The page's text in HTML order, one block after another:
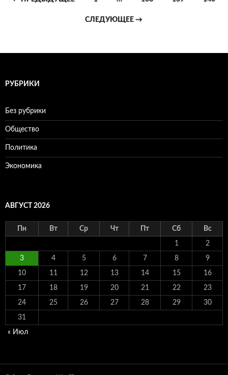
записям
СЛЕДУЮЩЕЕ →
РУБРИКИ
Без рубрики
Общество
Политика
Экономика
АВГУСТ 2026
Пн Вт Ср Чт Пт Сб Вс
1 2
3 4 5 6 7 8 9
10 11 12 13 14 15 16
17 18 19 20 21 22 23
24 25 26 27 28 29 30
31
« Июл